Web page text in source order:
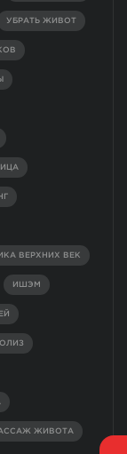
УБРАТЬ ЖИВОТ
ВЕРХНИХ ВЕК
ИШЭМ
ЖИВОТА